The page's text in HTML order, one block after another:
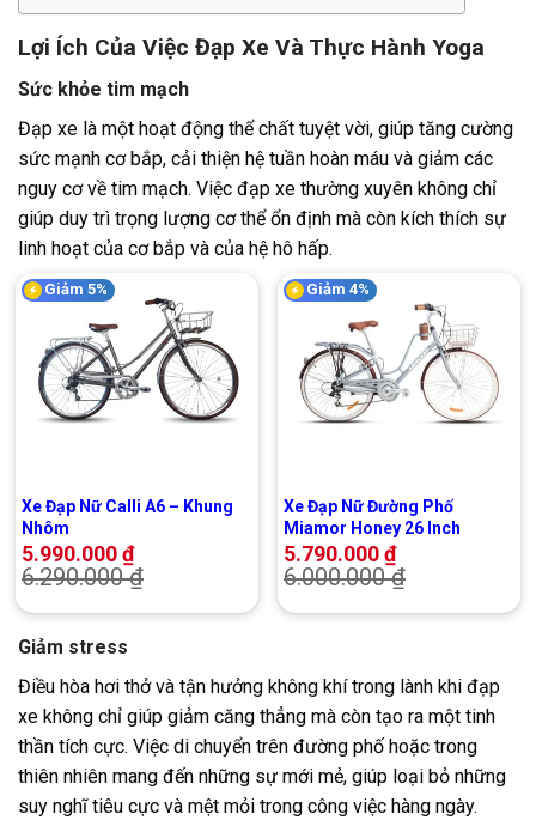
Lợi Ích Của Việc Đạp Xe Và Thực Hành Yoga
Sức khỏe tim mạch
Đạp xe là một hoạt động thể chất tuyệt vời, giúp tăng cường
sức mạnh cơ bắp, cải thiện hệ tuần hoàn máu và giảm các
nguy cơ về tim mạch. Việc đạp xe thường xuyên không chỉ
giúp duy trì trọng lượng cơ thể ổn định mà còn kích thích sự
linh hoạt của cơ bắp và của hệ hô hấp.
Giảm 5%
Xe Đạp Nữ Calli A6 – Khung
Nhôm
5.990.000₫
6.290.000₫
Giảm 4%
Xe Đạp Nữ Đường Phố
Miamor Honey 26 Inch
5.790.000₫
6.000.000₫
Giảm stress
Điều hòa hơi thở và tận hưởng không khí trong lành khi đạp
xe không chỉ giúp giảm căng thẳng mà còn tạo ra một tinh
thần tích cực. Việc di chuyển trên đường phố hoặc trong
thiên nhiên mang đến những sự mới mẻ, giúp loại bỏ những
suy nghĩ tiêu cực và mệt mỏi trong công việc hàng ngày.